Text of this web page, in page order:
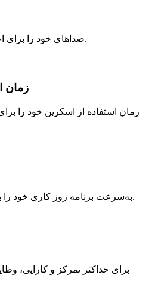
صداهای خود را برای اعلان‌ها و هشدارها انتخاب کنید.
زمان
زمان استفاده از اسکرین خود را
به‌سرعت برنامه روز کاری خود را برای بهره‌وری بهتر تنظیم کنید.
برای حداکثر تمرکز و کارایی،